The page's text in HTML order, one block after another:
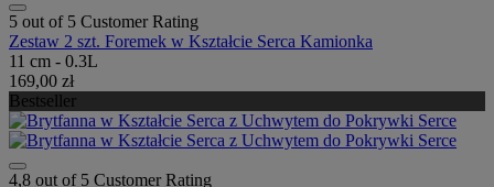
5 out of 5 Customer Rating
Zestaw 2 szt. Foremek w Kształcie Serca Kamionka
11 cm - 0.3L
169,00 zł
Bestseller
4,8 out of 5 Customer Rating